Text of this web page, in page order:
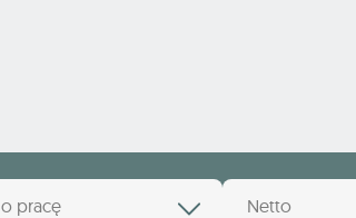
pracę Netto